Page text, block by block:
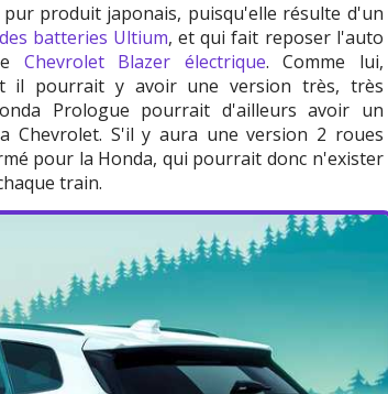
produit japonais, puisqu'elle résulte d'un
batteries Ultium, et qui fait reposer l'auto
Chevrolet Blazer électrique. Comme lui,
il pourrait y avoir une version très, très
Prologue pourrait d'ailleurs avoir un
Chevrolet. S'il y aura une version 2 roues
pour la Honda, qui pourrait donc n'exister
train.